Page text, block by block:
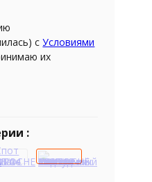
сУсловиями
их
: